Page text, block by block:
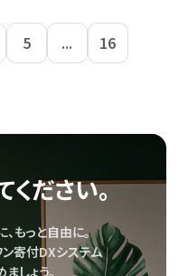
5 ... 16
ださい。
もっと自由に。
寄付DXシステム
しょう。